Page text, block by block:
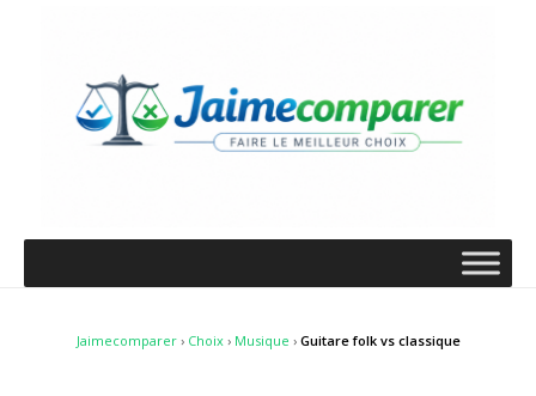
Jaimecomparer› Choix› Musique › Guitare folk vs classique